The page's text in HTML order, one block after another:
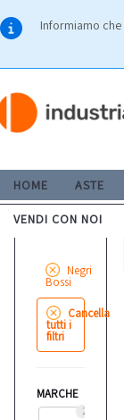
Informiamo
HOME ASTE
VENDI CON NOI
Negri
Bossi
Cancella
tutti i
filtri
MARCHE
2